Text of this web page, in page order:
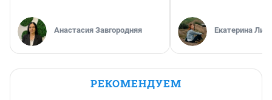
Анастасия Завгородняя Екатерина
РЕКОМЕНДУЕМ